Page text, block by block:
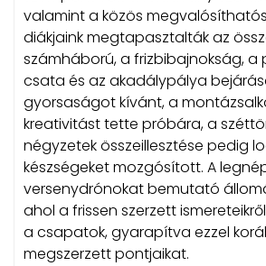
valamint a közös
diákjaink megtapasztalták az
számháború, a frizbibajnokság, a
csata és az akadálypálya
gyorsaságot kívánt, a
kreativitást tette próbára, a
négyzetek összeillesztése pedig
készségeket mozgósított. A
versenydrónokat bemutató
ahol a frissen szerzett
a csapatok, gyarapítva ezzel
megszerzett pontjaikat.